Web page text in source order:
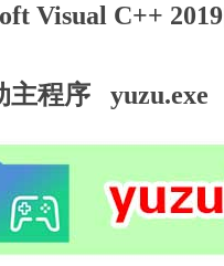
Visual C++
主程序